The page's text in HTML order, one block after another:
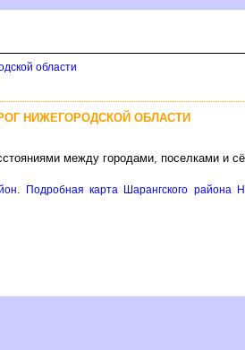
области
НИЖЕГОРОДСКОЙ ОБЛАСТИ
между городами, поселками и
Подробная карта Шарангского района